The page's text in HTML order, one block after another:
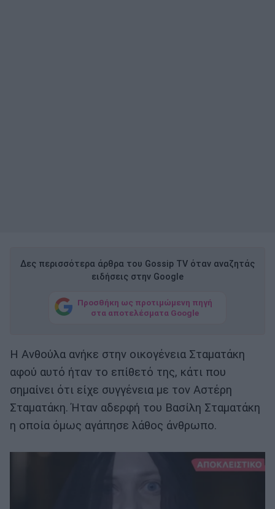
Δες περισσότερα άρθρα του Gossip TV όταν αναζητάς
ειδήσεις στην Google
Προσθήκη ως προτιμώμενη πηγή
στα αποτελέσματα Google
Η Ανθούλα ανήκε στην οικογένεια Σταματάκη
αφού αυτό ήταν το επίθετό της, κάτι που
σημαίνει ότι είχε συγγένεια με τον Αστέρη
Σταματάκη. Ήταν αδερφή του Βασίλη Σταματάκη
η οποία όμως αγάπησε λάθος άνθρωπο.